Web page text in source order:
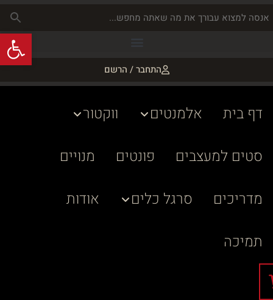
התחבר / הרשם
דף בית אלמנטים
ווקטור
סטים למעצבים
פונטים
מנויים
מדריכים
סרגל כלים
אודות
תמיכה